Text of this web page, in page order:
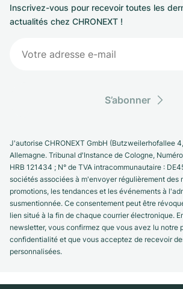
Inscrivez-vous pour recevoir toutes les
actualités chez CHRONEXT !
S’abonner
J'autorise CHRONEXT GmbH (Butzweilerhofallee
Allemagne. Tribunal d'Instance de Cologne,
HRB 121434 ; N° de TVA intracommunautaire :
sociétés associées à m'envoyer régulièrement des
promotions, les tendances et les événements à
susmentionnée. Ce consentement peut être
lien situé à la fin de chaque courrier électronique.
newsletter, vous confirmez que vous avez lu notre
confidentialité et que vous acceptez de recevoir
personnalisées.